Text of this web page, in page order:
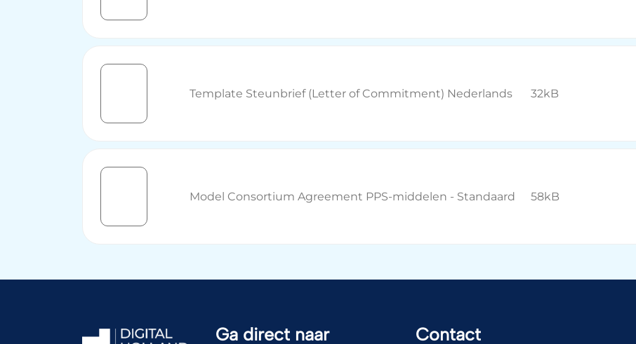
Template Steunbrief (Letter of Commitment) Nederlands 32kB
Model Consortium Agreement PPS-middelen - Standaard 58kB
Ga direct naar Contact